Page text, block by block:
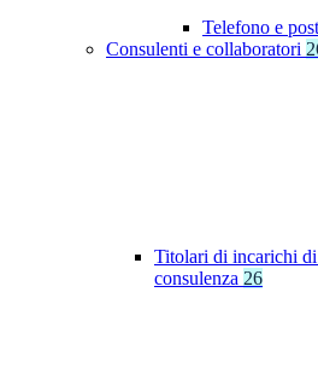
Telefono e
Consulenti e collaboratori
Titolari di incarichi
consulenza 26